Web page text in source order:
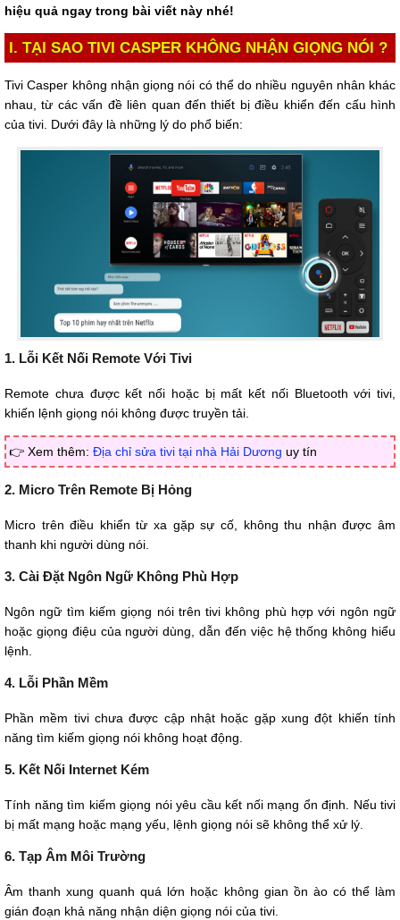
hiệu quả ngay trong bài viết này nhé!
I. TẠI SAO TIVI CASPER KHÔNG NHẬN GIỌNG NÓI ?
Tivi Casper không nhận giọng nói có thể do nhiều nguyên nhân khác
nhau, từ các vấn đề liên quan đến thiết bị điều khiển đến cấu hình
của tivi. Dưới đây là những lý do phổ biến:
1. Lỗi Kết Nối Remote Với Tivi
Remote chưa được kết nối hoặc bị mất kết nối Bluetooth với tivi,
khiến lệnh giọng nói không được truyền tải.
👉 Xem thêm: Địa chỉ sửa tivi tại nhà Hải Dương uy tín
2. Micro Trên Remote Bị Hỏng
Micro trên điều khiển từ xa gặp sự cố, không thu nhận được âm
thanh khi người dùng nói.
3. Cài Đặt Ngôn Ngữ Không Phù Hợp
Ngôn ngữ tìm kiếm giọng nói trên tivi không phù hợp với ngôn ngữ
hoặc giọng điệu của người dùng, dẫn đến việc hệ thống không hiểu
lệnh.
4. Lỗi Phần Mềm
Phần mềm tivi chưa được cập nhật hoặc gặp xung đột khiến tính
năng tìm kiếm giọng nói không hoạt động.
5. Kết Nối Internet Kém
Tính năng tìm kiếm giọng nói yêu cầu kết nối mạng ổn định. Nếu tivi
bị mất mạng hoặc mạng yếu, lệnh giọng nói sẽ không thể xử lý.
6. Tạp Âm Môi Trường
Âm thanh xung quanh quá lớn hoặc không gian ồn ào có thể làm
gián đoạn khả năng nhận diện giọng nói của tivi.